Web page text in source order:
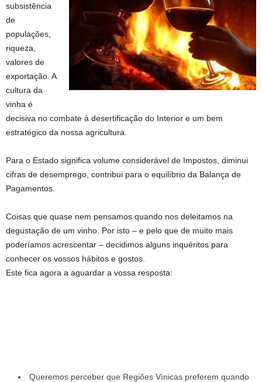
subsistência
de
populações,
riqueza,
valores de
exportação. A
cultura da
vinha é
decisiva no combate à desertificação do Interior e um bem
estratégico da nossa agricultura.
Para o Estado significa volume considerável de Impostos, diminui
cifras de desemprego, contribui para o equilíbrio da Balança de
Pagamentos.
Coisas que quase nem pensamos quando nos deleitamos na
degustação de um vinho. Por isto – e pelo que de muito mais
poderíamos acrescentar – decidimos alguns inquéritos para
conhecer os vossos hábitos e gostos.
Este fica agora a aguardar a vossa resposta:
Queremos perceber que Regiões Vínicas preferem quando